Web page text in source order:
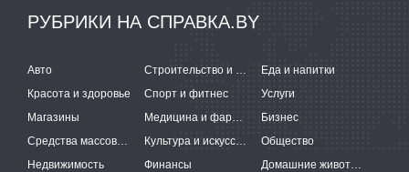
РУБРИКИ НА СПРАВКА.BY
Авто Строительство и ремонт
Еда и напитки
Красота и здоровье
Спорт и фитнес
Услуги
Магазины
Медицина и фармацевтика
Бизнес
Средства массовой информации
Культура и искусство
Общество
Недвижимость
Финансы
Домашние животные